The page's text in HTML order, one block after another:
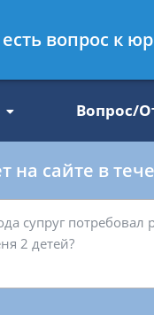
Вопрос/
на сайте в
вопрос к